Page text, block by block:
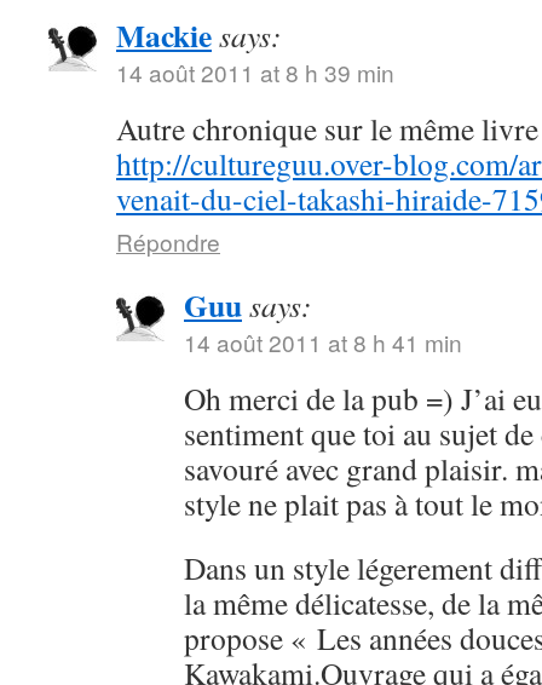
Mackiesays:
14 août 2011 at 8 h 39 min
Autre chronique sur le même
http://cultureguu.over-blog.com/
venait-du-ciel-takashi-hiraide-
Répondre
Guusays:
14 août 2011 at 8 h 41 min
Oh merci de la pub =) J’ai
sentiment que toi au sujet
savouré avec grand plaisir.
style ne plait pas à tout le
Dans un style légerement
la même délicatesse, de la
propose « Les années
Kawakami.Ouvrage qui a